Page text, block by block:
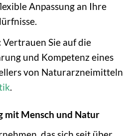
Anpassung an Ihre
Vertrauen Sie auf die
und Kompetenz eines
von Naturarzneimitteln
.
mit Mensch und Natur